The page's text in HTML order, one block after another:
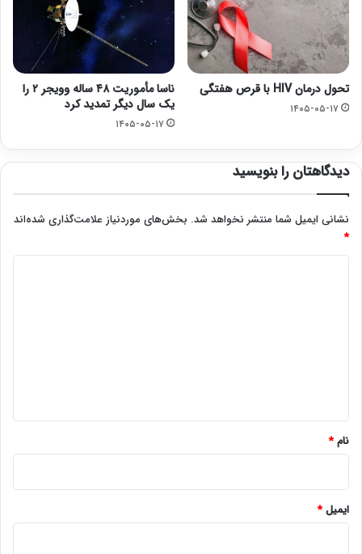
تحول درمان HIV با قرص هفتگی
۱۴۰۵-۰۵-۱۷
ناسا مأموریت ۴۸ ساله وویجر ۲ را
یک سال دیگر تمدید کرد
۱۴۰۵-۰۵-۱۷
دیدگاهتان را بنویسید
نشانی ایمیل شما منتشر نخواهد شد. بخش‌های موردنیاز علامت‌گذاری شده‌اند
*
نام*
ایمیل*